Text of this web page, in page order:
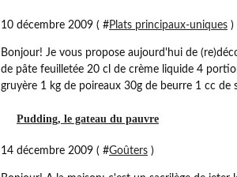
10 décembre 2009 ( #Plats principaux-uniques )
Bonjour! Je vous propose aujourd'hui de
de pâte feuilletée 20 cl de crème liquide 4
gruyère 1 kg de poireaux 30g de beurre 1 cc de
Pudding, le gateau du pauvre
14 décembre 2009 ( #Goûters )